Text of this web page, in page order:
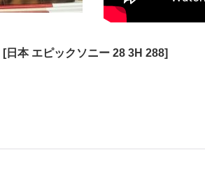
[日本 エピックソニー 28 3H 288]